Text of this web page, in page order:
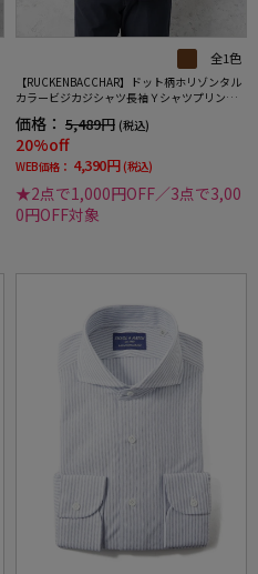
全1色
【RUCKENBACCHAR】ドット柄ホリゾンタル
カラービジカジシャツ長袖Ｙシャツプリント
価格： 5,489円 (税込)
20%off
WEB価格： 4,390円 (税込)
★2点で1,000円OFF／3点で3,00
0円OFF対象